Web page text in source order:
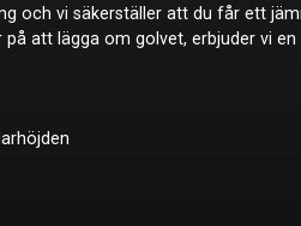
och vi säkerställer att du får ett
på att lägga om golvet, erbjuder vi